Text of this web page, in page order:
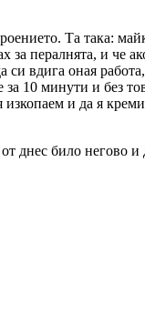
Та така:
пералнята, и че
си вдига оная
10 минути и без
и да я
днес било негово